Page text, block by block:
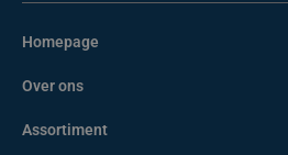
Homepage
Over ons
Assortiment